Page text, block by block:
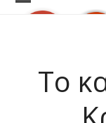
Skip
Open
Close
Το